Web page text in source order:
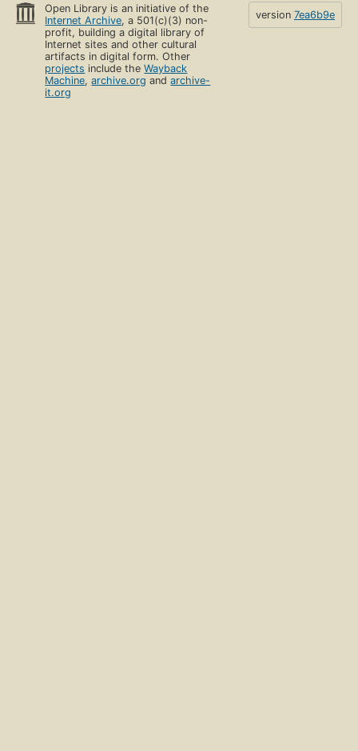
Open Library is an initiative of the
Internet Archive, a 501(c)(3) non-
profit, building a digital library of
Internet sites and other cultural
artifacts in digital form. Other
projects include theWayback
Machine,archive.org andarchive-
it.org
version 7ea6b9e